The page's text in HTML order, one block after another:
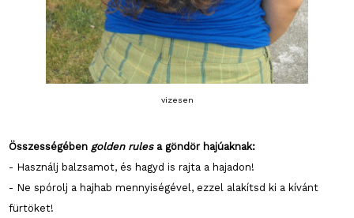
vizesen
Összességében golden rulesa göndör hajúaknak:
- Használj balzsamot, és hagyd is rajta a hajadon!
- Ne spórolj a hajhab mennyiségével, ezzel alakítsd ki a kívánt
fürtöket!